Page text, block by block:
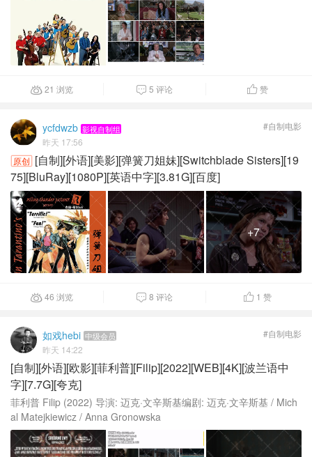
21 浏览  5 评论 赞
ycfdwzb 影视自制组
昨天 17:56
#自制电影
原创 [自制][外语][美影][弹簧刀姐妹][Switchblade Sisters][19
75][BluRay][1080P][英语中字][3.81G][百度]
+7
46 浏览  8 评论  1 赞
如戏hebi 中级会员
昨天 14:22
#自制电影
[自制][外语][欧影][菲利普][Filip][2022][WEB][4K][波兰语中
字][7.7G][夸克]
菲利普 Filip (2022) 导演: 迈克·文辛斯基编剧: 迈克·文辛斯基 / Mich
al Matejkiewicz / Anna Gronowska